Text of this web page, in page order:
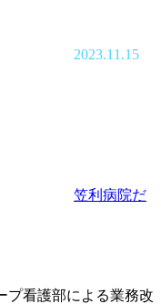
2023.11.15
笠利病院だ
プ看護部による業務改